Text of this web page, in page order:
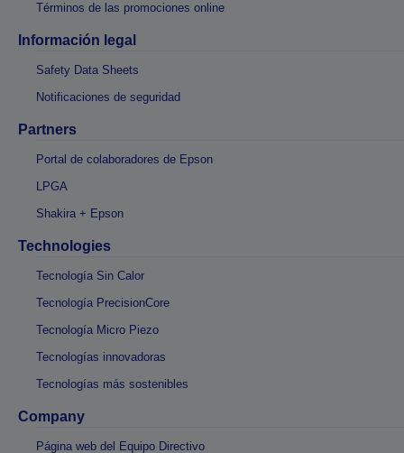
Términos de las promociones online
Información legal
Safety Data Sheets
Notificaciones de seguridad
Partners
Portal de colaboradores de Epson
LPGA
Shakira + Epson
Technologies
Tecnología Sin Calor
Tecnología PrecisionCore
Tecnología Micro Piezo
Tecnologías innovadoras
Tecnologías más sostenibles
Company
Página web del Equipo Directivo